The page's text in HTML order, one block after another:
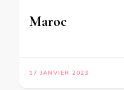
Maroc
17 JANVIER 2023